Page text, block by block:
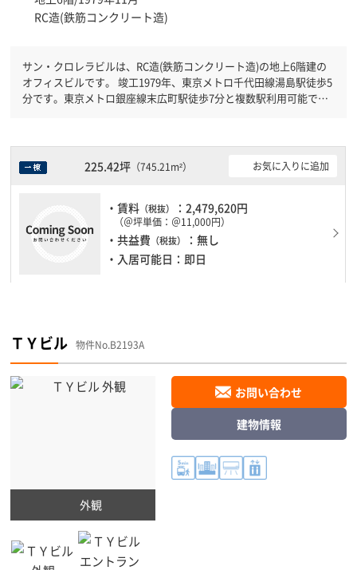
RC造(鉄筋コンクリート造)
サン・クロレラビルは、RC造(鉄筋コンクリート造)の地上6階建の
オフィスビルです。 竣工1979年、東京メトロ千代田線湯島駅徒歩5
分です。東京メトロ銀座線末広町駅徒歩7分と複数駅利用可能で
225.42坪（745.21m²） お気に入りに追加
・賃料 （税抜） ：2,479,620円
（＠坪単価：＠11,000円）
・共益費 （税抜）
：無し
・入居可能日：即日
ＴＹビル 物件No.B2193A
外観
お問い合わせ
建物情報